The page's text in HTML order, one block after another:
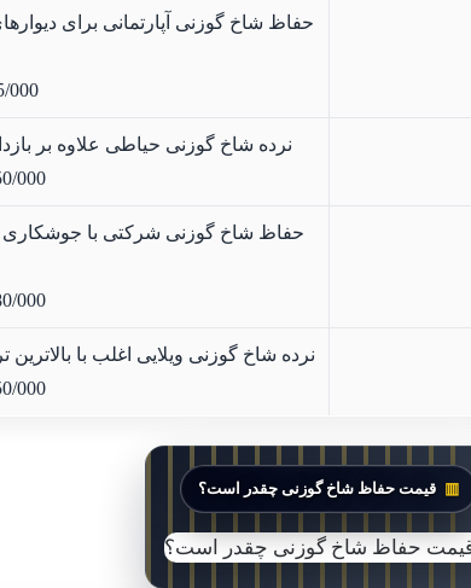
حفاظ شاخ گوزنی آپارتمانی برای
000
نرده شاخ گوزنی حیاطی علاوه بر
000
حفاظ شاخ گوزنی شرکتی با جوشکاری
000
نرده شاخ گوزنی ویلایی اغلب با
000
قیمت حفاظ شاخ گوزنی چقدر است؟